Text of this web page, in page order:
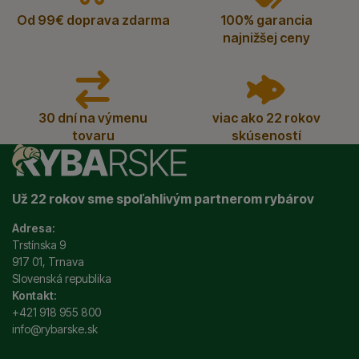
Od 99€ doprava zdarma
100% garancia
najnižšej ceny
30 dní na výmenu
tovaru
viac ako 22 rokov
skúseností
Už 22 rokov sme spoľahlivým partnerom rybárov
Adresa:
Trstínska 9
917 01, Trnava
Slovenská republika
Kontakt:
+421 918 955 800
info@rybarske.sk